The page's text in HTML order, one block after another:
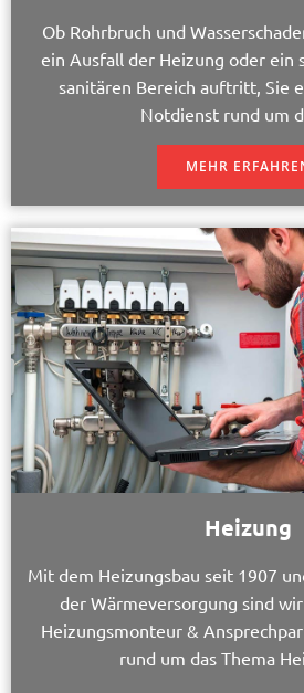
Ob Rohrbruch und
ein Ausfall der Heizung oder ein
sanitären Bereich auftritt, Sie
Notdienst rund um
MEHR
Heizung
Mit dem Heizungsbau seit 1907
der Wärmeversorgung sind
Heizungsmonteur &
rund um das Thema